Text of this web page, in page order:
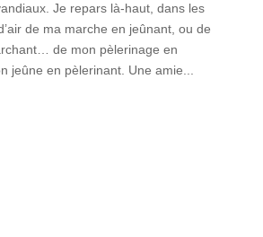
Je repars là-haut, dans les
de ma marche en jeûnant, ou de
de mon pèlerinage en
jeûne en pèlerinant. Une amie...